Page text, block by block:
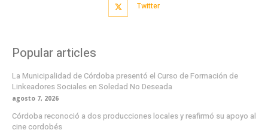
Twitter
Popular articles
La Municipalidad de Córdoba presentó el Curso de Formación de
Linkeadores Sociales en Soledad No Deseada
agosto 7, 2026
Córdoba reconoció a dos producciones locales y reafirmó su apoyo al
cine cordobés